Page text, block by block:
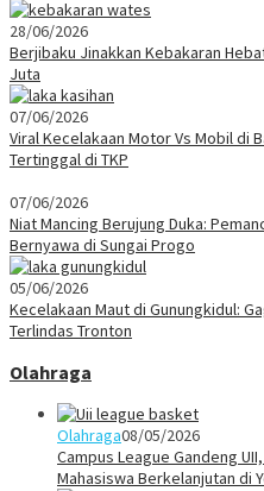
28/06/2026
Berjibaku Jinakkan Kebakaran
Juta
07/06/2026
Viral Kecelakaan Motor Vs Mobil di
Tertinggal di TKP
07/06/2026
Niat Mancing Berujung Duka:
Bernyawa di Sungai Progo
05/06/2026
Kecelakaan Maut di Gunungkidul:
Terlindas Tronton
Olahraga
Olahraga08/05/2026
Campus League Gandeng
Mahasiswa Berkelanjutan di